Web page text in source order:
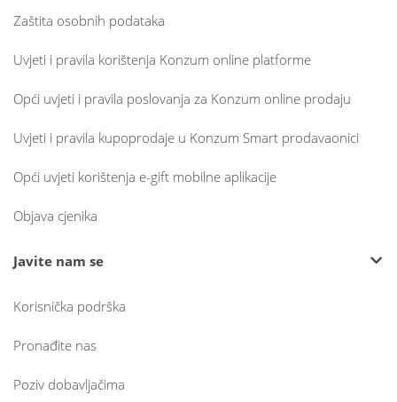
Zaštita osobnih podataka
Uvjeti i pravila korištenja Konzum online platforme
Opći uvjeti i pravila poslovanja za Konzum online prodaju
Uvjeti i pravila kupoprodaje u Konzum Smart prodavaonici
Opći uvjeti korištenja e-gift mobilne aplikacije
Objava cjenika
Javite nam se
Korisnička podrška
Pronađite nas
Poziv dobavljačima